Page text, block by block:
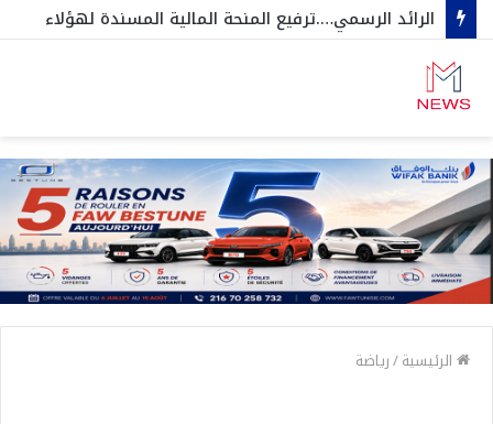
الرائد الرسمي….ترفيع المنحة المالية المسندة لهؤلاء
الرئيسية/رياضة